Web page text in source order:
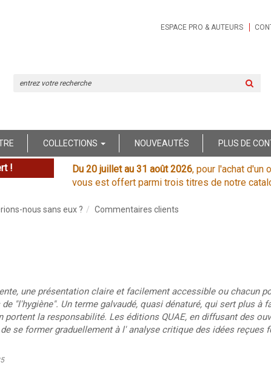
ESPACE PRO & AUTEURS
COLLECTIONS NOUVEAUTÉS PLUS DE
! Du 20 juillet au 31 août 2026, pour l'achat d'un
vous est offert parmi trois titres de notre
nous sans eux ? Commentaires clients
une présentation claire et facilement accessible ou chacun
"l'hygiène". Un terme galvaudé, quasi dénaturé, qui sert plus
portent la responsabilité. Les éditions QUAE, en diffusant des
se former graduellement à l' analyse critique des idées reçues